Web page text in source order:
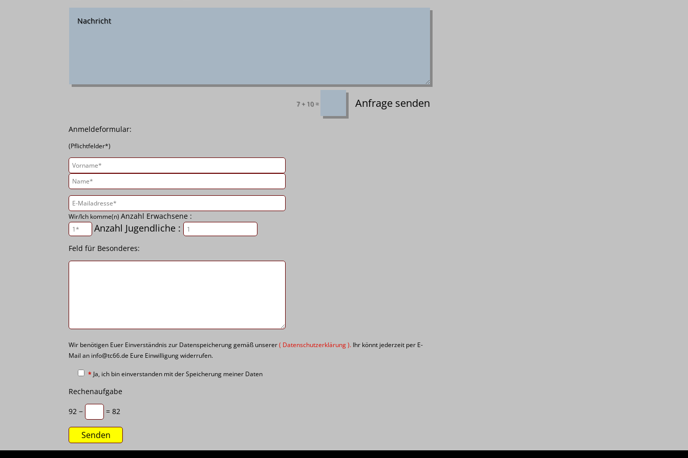
7 + 10= Anfrage senden
Anmeldeformular:
(Pflichtfelder*)
Wir/Ich komme(n)Anzahl Erwachsene :
Anzahl Jugendliche :
Feld für Besonderes:
Wir benötigen Euer Einverständnis zur Datenspeicherung gemäß unserer( Datenschutzerklärung). Ihr könnt jederzeit per E-
Mail an info@tc66.de Eure Einwilligung widerrufen.
* Ja, ich bin einverstanden mit der Speicherung meiner Daten
Rechenaufgabe
92 − = 82